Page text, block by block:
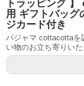
トラッピング
用 ギフトバッグ
ジカード付き
パジャマ cottacottaを
い物のお立ち寄りい